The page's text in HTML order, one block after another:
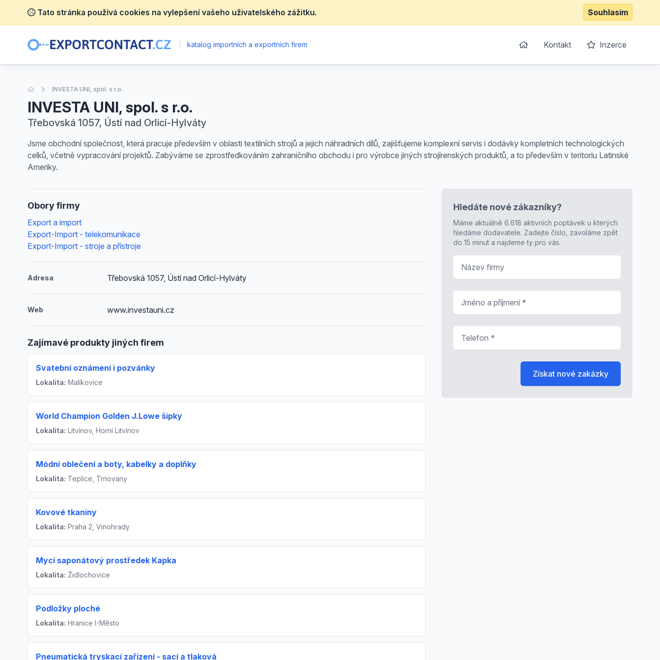
Tato stránka používá cookies na vylepšení vašeho uživatelského zážitku. Souhlasím
katalog importních a exportních firem Kontakt Inzerce
Úvodní stránka
INVESTA UNI, spol. s r.o.
INVESTA UNI, spol. s r.o.
Třebovská 1057, Ústí nad Orlicí-Hylváty
Jsme obchodní společnost, která pracuje především v oblasti textilních strojů a jejich náhradních dílů, zajišťujeme komplexní servis i dodávky kompletních technologických
celků, včetně vypracování projektů. Zabýváme se zprostředkováním zahraničního obchodu i pro výrobce jiných strojírenských produktů, a to především v teritoriu Latinské
Ameriky.
Obory firmy
Export a import
Export-Import - telekomunikace
Export-Import - stroje a přístroje
Adresa Třebovská 1057, Ústí nad Orlicí-Hylváty
Web www.investauni.cz
Zajímavé produkty jiných firem
Svatební oznámení i pozvánky
Lokalita: Malíkovice
World Champion Golden J.Lowe šipky
Lokalita: Litvínov, Horní Litvínov
Módní oblečení a boty, kabelky a doplňky
Lokalita: Teplice, Trnovany
Kovové tkaniny
Lokalita: Praha 2, Vinohrady
Mycí saponátový prostředek Kapka
Lokalita: Židlochovice
Podložky ploché
Lokalita: Hranice I-Město
Pneumatická tryskací zařízení - sací a tlaková
Hledáte nové zákazníky?
Máme aktuálně 6.618 aktivních poptávek u kterých
hledáme dodavatele. Zadejte číslo, zavoláme zpět
do 15 minut a najdeme ty pro vás.
Získat nové zakázky